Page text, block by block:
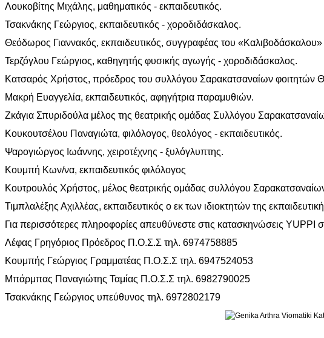
Λουκοβίτης Μιχάλης, μαθηματικός - εκπαιδευτικός.
Τσακνάκης Γεώργιος, εκπαιδευτικός - χοροδιδάσκαλος.
Θεόδωρος Γιαννακός, εκπαιδευτικός, συγγραφέας του «Καλιβοδάσκαλου»
Τερζόγλου Γεώργιος, καθηγητής φυσικής αγωγής - χοροδιδάσκαλος.
Κατσαρός Χρήστος, πρόεδρος του συλλόγου Σαρακατσαναίων
Μακρή Ευαγγελία, εκπαιδευτικός, αφηγήτρια παραμυθιών.
Ζκάγια Σπυριδούλα μέλος της θεατρικής ομάδας Συλλόγου
Κουκουτσέλου Παναγιώτα, φιλόλογος, θεολόγος - εκπαιδευτικός.
Ψαρογιώργος Ιωάννης, χειροτέχνης - ξυλόγλυπτης.
Κουμπή Κων/να, εκπαιδευτικός φιλόλογος
Κουτρουλός Χρήστος, μέλος θεατρικής ομάδας συλλόγου
Τιμπλαλέξης Αχιλλέας, εκπαιδευτικός ο εκ των ιδιοκτητών της
Για περισσότερες πληροφορίες απευθύνεστε στις κατασκηνώσεις
Λέφας Γρηγόριος Πρόεδρος Π.Ο.Σ.Σ τηλ. 6974758885
Κουμπής Γεώργιος Γραμματέας Π.Ο.Σ.Σ τηλ. 6947524053
Μπάρμπας Παναγιώτης Ταμίας Π.Ο.Σ.Σ τηλ. 6982790025
Τσακνάκης Γεώργιος υπεύθυνος τηλ. 6972802179